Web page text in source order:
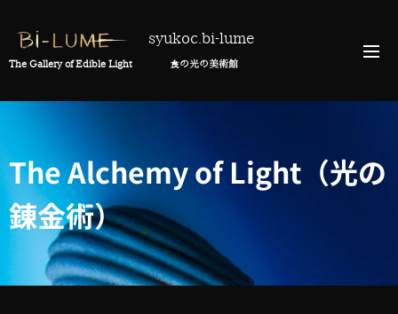
syukoc.bi-lume
Official Website
The Gallery of Edible Light 食の光の美術館
The Alchemy of Light（光の
錬金術）